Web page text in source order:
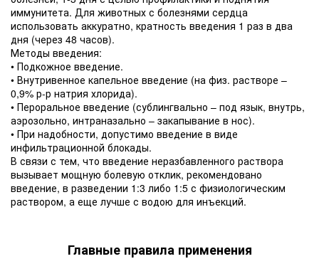
иммунитета. Для животных с болезнями сердца
использовать аккуратно, кратность введения 1 раз в два
дня (через 48 часов).
Методы введения:
• Подкожное введение.
• Внутривенное капельное введение (на физ. растворе –
0,9% р-р натрия хлорида).
• Пероральное введение (сублингвально – под язык, внутрь,
аэрозольно, интраназально – закапывание в нос).
• При надобности, допустимо введение в виде
инфильтрационной блокады.
В связи с тем, что введение неразбавленного раствора
вызывает мощную болевую отклик, рекомендовано
введение, в разведении 1:3 либо 1:5 с физиологическим
раствором, а еще лучше с водою для инъекций.
Главные правила применения